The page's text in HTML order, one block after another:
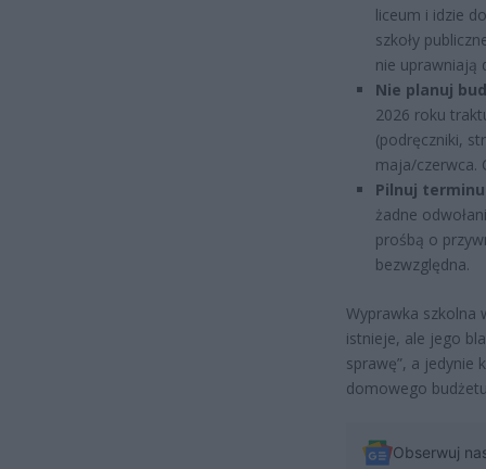
liceum i idzie
szkoły
nie uprawniają
Nie planuj
2026 roku
(podręczniki,
maja/czerwca.
Pilnuj
żadne
prośbą o
bezwzględna.
Wyprawka szkolna
istnieje, ale jego
sprawę”, a jedynie
domowego
Obserwuj